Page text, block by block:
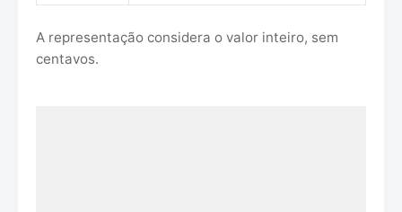
A representação considera o valor inteiro, sem
centavos.